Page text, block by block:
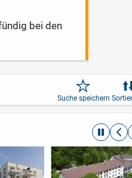
bei den
Suche speichern